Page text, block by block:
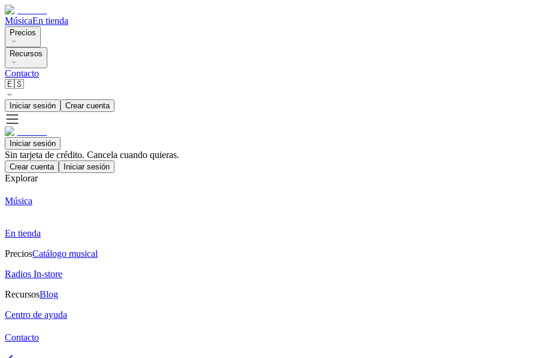
MúsicaEn tienda
Precios
Recursos
Contacto
🇪🇸
Iniciar sesión Crear cuenta
Iniciar sesión
Sin tarjeta de crédito. Cancela cuando quieras.
Crear cuenta Iniciar sesión
Explorar
Música
En tienda
PreciosCatálogo musical
Radios In-store
RecursosBlog
Centro de ayuda
Contacto